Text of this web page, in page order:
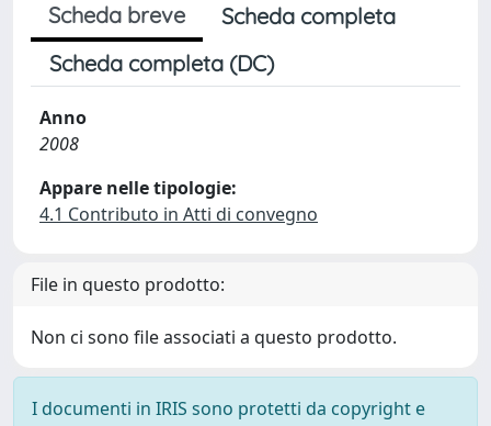
Scheda breve
Scheda completa
Scheda completa (DC)
Anno
2008
Appare nelle tipologie:
4.1 Contributo in Atti di convegno
File in questo prodotto:
Non ci sono file associati a questo prodotto.
I documenti in IRIS sono protetti da copyright e